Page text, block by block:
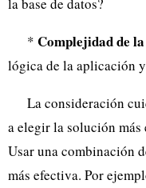
* Complejidad de
lógica de la aplicación
La consideración
a elegir la solución
Usar una combinación
más efectiva. Por